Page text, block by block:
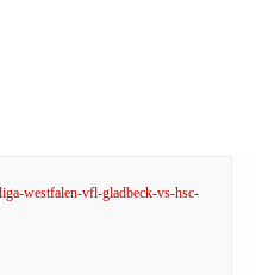
westfalen-vfl-gladbeck-vs-hsc-